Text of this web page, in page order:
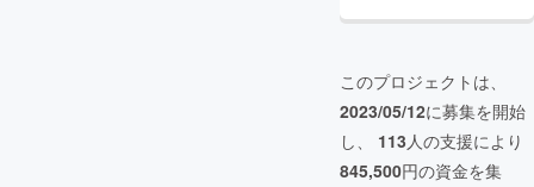
このプロジェクトは、
2023/05/12に募集を開始
し、 113人の支援により
845,500円の資金を集